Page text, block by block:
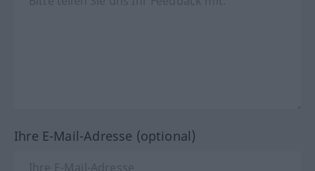
Ihre E-Mail-Adresse (optional)